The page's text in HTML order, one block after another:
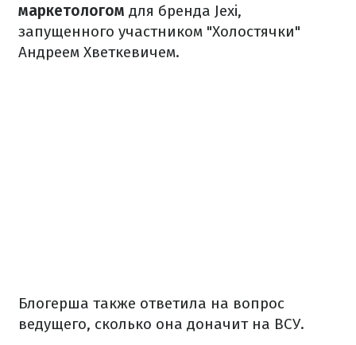
маркетологом для бренда Jexi,
запущенного участником "Холостячки"
Андреем Хветкевичем.
Блогерша также ответила на вопрос
ведущего, сколько она доначит на ВСУ.